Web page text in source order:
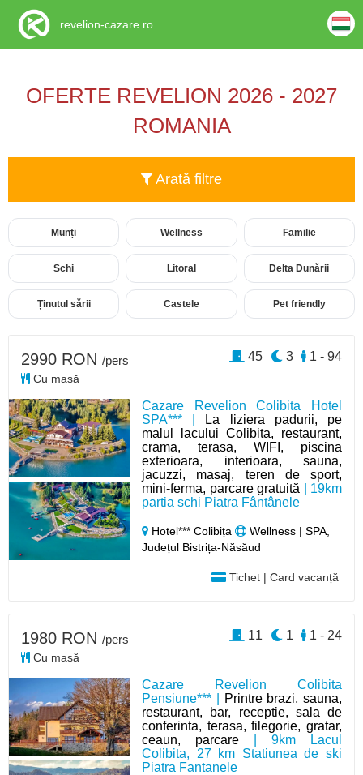
OFERTE REVELION 2026 - 2027
ROMANIA
Arată filtre
Munți Wellness Familie
Schi Litoral Delta Dunării
Ținutul sării Castele Pet friendly
Cazare Revelion Colibita Hotel
SPA*** |
La liziera padurii, pe
malul lacului Colibita, restaurant,
crama, terasa, WIFI, piscina
exterioara, interioara, sauna,
jacuzzi, masaj, teren de sport,
mini-ferma, parcare gratuită | 19km
partia schi Piatra Fântânele
Hotel*** Colibița
Wellness | SPA,
Județul Bistrița-Năsăud
Tichet | Card vacanță
2990 RON /pers
Cu masă
1 - 94
3
45
Cazare Revelion Colibita
Pensiune*** |
Printre brazi, sauna,
restaurant, bar, receptie, sala de
conferinta, terasa, filegorie, gratar,
ceaun, parcare | 9km Lacul
Colibita, 27 km Statiunea de ski
Piatra Fantanele
1980 RON /pers
Cu masă
1 - 24
1
11
revelion-cazare.ro